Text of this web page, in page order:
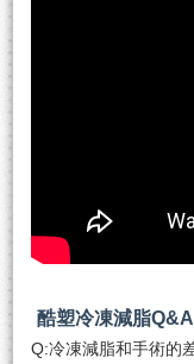
酷塑冷凍減脂Q&A
Q:冷凍減脂和⼿術的